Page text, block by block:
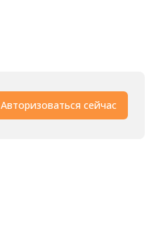
Авторизоваться сейчас